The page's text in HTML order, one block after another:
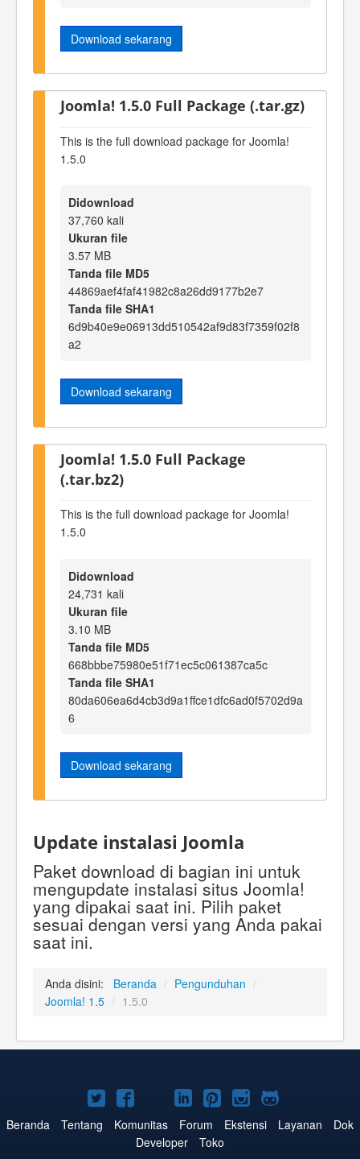
Download sekarang
Joomla! 1.5.0 Full Package (.tar.gz)
This is the full download package for Joomla!
1.5.0
Didownload
37,760 kali
Ukuran file
3.57 MB
Tanda file MD5
44869aef4faf41982c8a26dd9177b2e7
Tanda file SHA1
6d9b40e9e06913dd510542af9d83f7359f02f8
a2
Download sekarang
Joomla! 1.5.0 Full Package
(.tar.bz2)
This is the full download package for Joomla!
1.5.0
Didownload
24,731 kali
Ukuran file
3.10 MB
Tanda file MD5
668bbbe75980e51f71ec5c061387ca5c
Tanda file SHA1
80da606ea6d4cb3d9a1ffce1dfc6ad0f5702d9a
6
Download sekarang
Update instalasi Joomla
Paket download di bagian ini untuk
mengupdate instalasi situs Joomla!
yang dipakai saat ini. Pilih paket
sesuai dengan versi yang Anda pakai
saat ini.
Anda disini: Beranda / Pengunduhan /
Joomla! 1.5 / 1.5.0
Joomla!
di
Twitter
Joomla!
di
Facebook
Joomla!
di
YouTube
Joomla!
di
LinkedIn
Joomla!
di
Pinterest
Joomla!
di
Joomla!
di
Beranda Tentang Komunitas Forum Ekstensi Layanan
Dok
Developer
Toko